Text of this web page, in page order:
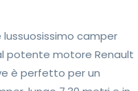
lussuosissimo camper
potente motore Renault
è perfetto per un